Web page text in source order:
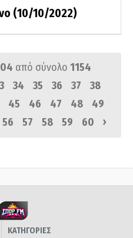
(10/10/2022)
από σύνολο 1154
34 35 36 37
38
45 46 47 48
49
56 57 58 59 60 ›
ΚΑΤΗΓΟΡΙΕΣ